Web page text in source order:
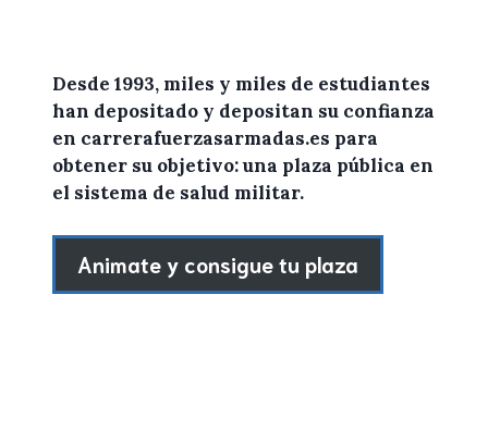
Desde 1993, miles y miles de estudiantes
han depositado y depositan su confianza
en carrerafuerzasarmadas.es para
obtener su objetivo: una plaza pública en
el sistema de salud militar.
Animate y consigue tu plaza